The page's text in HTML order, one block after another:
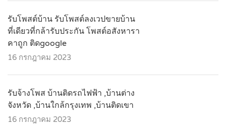
รับโพสต์บ้าน รับโพสต์ลงเวปขายบ้าน
ที่เดียวที่กล้ารับประกัน โพสต์อสังหารา
คาถูก ติดgoogle
16 กรกฎาคม 2023
รับจ้างโพส บ้านติดรถไฟฟ้า ,บ้านต่าง
จังหวัด ,บ้านใกล้กรุงเทพ ,บ้านติดเขา
16 กรกฎาคม 2023